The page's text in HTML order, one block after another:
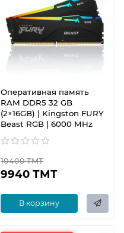
Оперативная память
RAM DDR5 32 GB
(2×16GB) | Kingston FURY
Beast RGB | 6000 MHz
10400 ТМТ
9940 ТМТ
В корзину